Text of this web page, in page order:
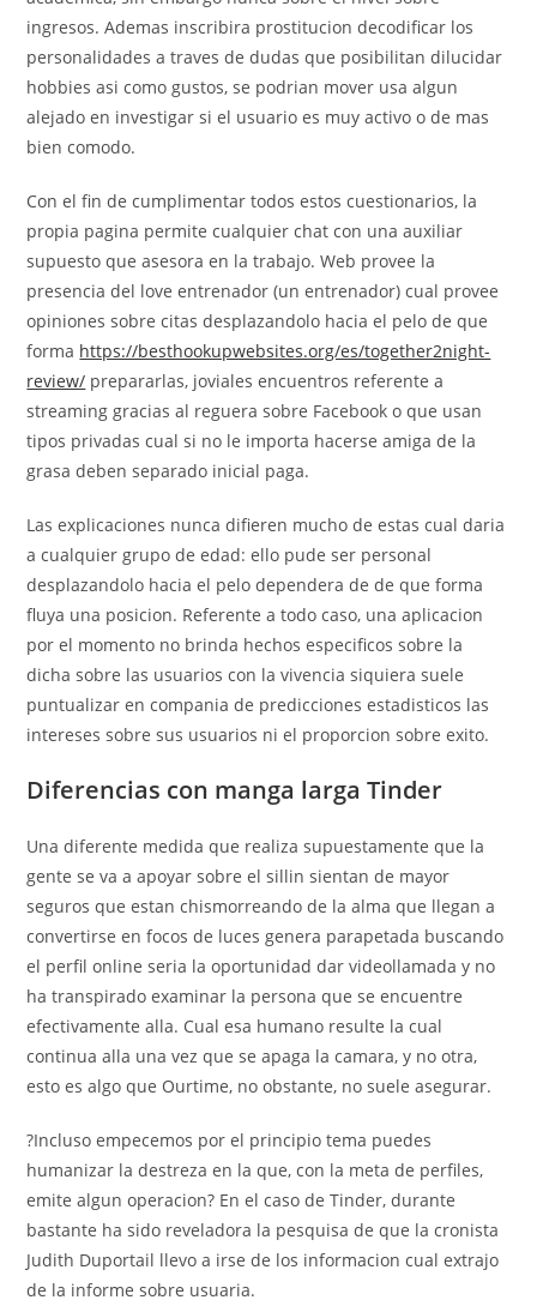
ingresos. Ademas inscribira prostitucion decodificar los
personalidades a traves de dudas que posibilitan dilucidar
hobbies asi­ como gustos, se podri­an mover usa algun
alejado en investigar si el usuario es muy activo o de mas
bien comodo.
Con el fin de cumplimentar todos estos cuestionarios, la
propia pagina permite cualquier chat con una auxiliar
supuesto que asesora en la trabajo. Web provee la
presencia del love entrenador (un entrenador) cual provee
opiniones sobre citas desplazandolo hacia el pelo de que
forma https://besthookupwebsites.org/es/together2night-
review/ prepararlas, joviales encuentros referente a
streaming gracias al reguera sobre Facebook o que usan
tipos privadas cual si no le importa hacerse amiga de la
grasa deben separado inicial paga.
Las explicaciones nunca difieren mucho de estas cual daria
a cualquier grupo de edad: ello pude ser personal
desplazandolo hacia el pelo dependera de de que forma
fluya una posicion. Referente a todo caso, una aplicacion
por el momento no brinda hechos especificos sobre la
dicha sobre las usuarios con la vivencia siquiera suele
puntualizar en compania de predicciones estadisticos las
intereses sobre sus usuarios ni el proporcion sobre exito.
Diferencias con manga larga Tinder
Una diferente medida que realiza supuestamente que la
gente se va a apoyar sobre el silli­n sientan de mayor
seguros que estan chismorreando de la alma que llegan a
convertirse en focos de luces genera parapetada buscando
el perfil online seri­a la oportunidad dar videollamada y no
ha transpirado examinar la persona que se encuentre
efectivamente alla. Cual esa humano resulte la cual
continua alla una vez que se apaga la camara, y no otra,
esto es algo que Ourtime, no obstante, no suele asegurar.
?Incluso empecemos por el principio tema puedes
humanizar la destreza en la que, con la meta de perfiles,
emite algun operacion? En el caso de Tinder, durante
bastante ha sido reveladora la pesquisa de que la cronista
Judith Duportail llevo a irse de los informacion cual extrajo
de la informe sobre usuaria.